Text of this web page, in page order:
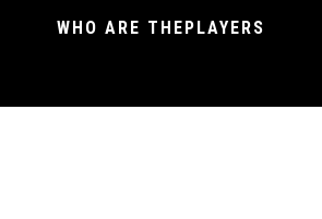
WHO ARE THEPLAYERS